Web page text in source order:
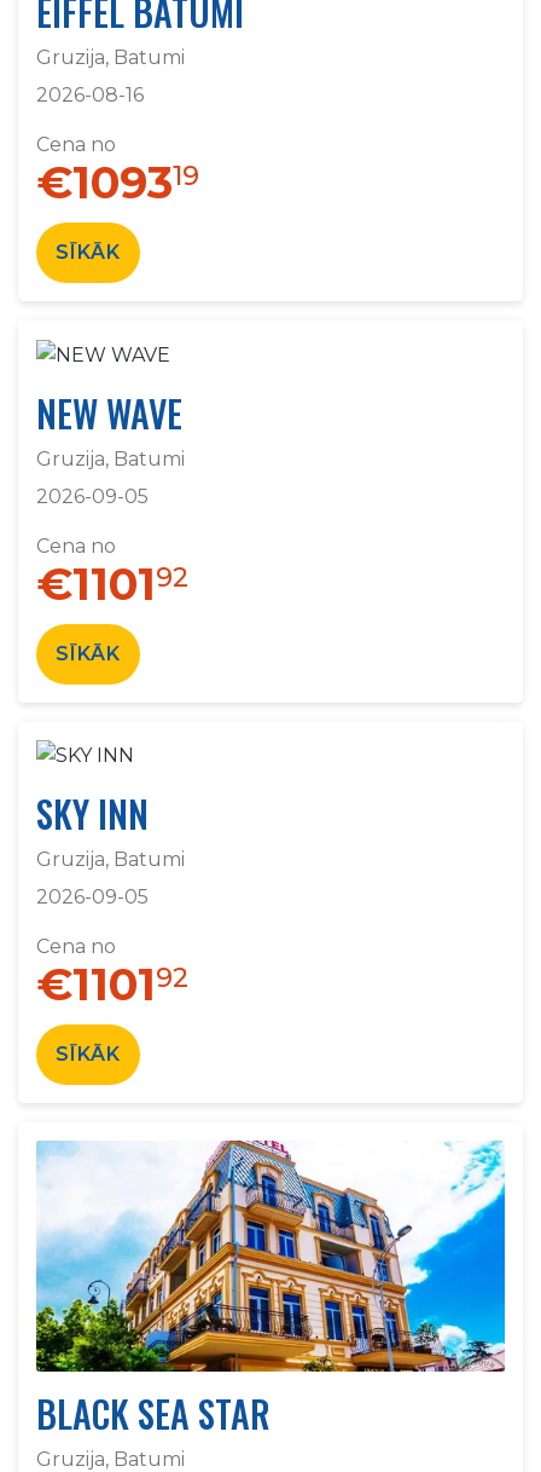
EIFFEL BATUMI
Gruzija, Batumi
2026-08-16
Cena no
€109319
SĪKĀK
NEW WAVE
Gruzija, Batumi
2026-09-05
Cena no
€110192
SĪKĀK
SKY INN
Gruzija, Batumi
2026-09-05
Cena no
€110192
SĪKĀK
BLACK SEA STAR
Gruzija, Batumi